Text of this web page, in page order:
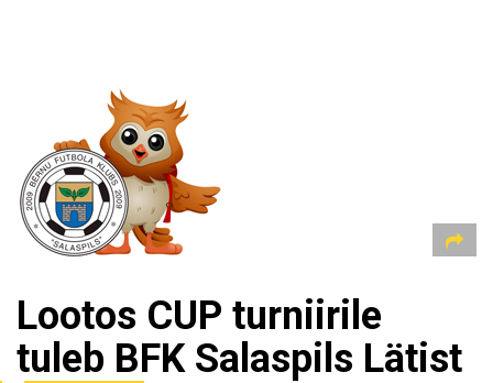
Lootos CUP turniirile
tuleb BFK Salaspils Lätist